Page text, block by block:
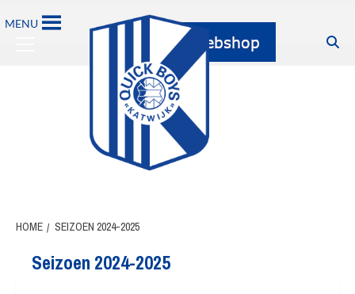
MENU
HOME SEIZOEN 2024-2025
Seizoen 2024-2025